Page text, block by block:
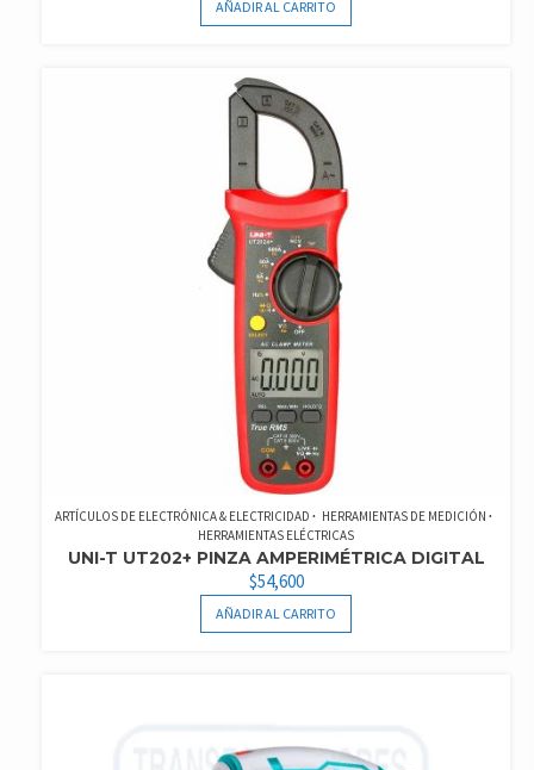
AÑADIR AL CARRITO
ARTÍCULOS DE ELECTRÓNICA & ELECTRICIDAD
HERRAMIENTAS DE MEDICIÓN
HERRAMIENTAS ELÉCTRICAS
UNI-T UT202+ PINZA AMPERIMÉTRICA DIGITAL
$54,600
AÑADIR AL CARRITO